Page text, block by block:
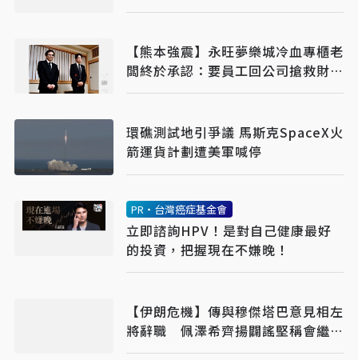
【熊本強震】永旺夢樂城冷血專櫃老
闆終於承認：要員工回公司搶救財務
才導致死亡
環礁測試地引爭議 馬斯克SpaceX火
箭運貨計劃遭美軍喊停
PR・台灣癌症基金會
立即諮詢HPV！是對自己健康最好
的投資，把握現在不嫌晚！
【伊朗危機】傳與穆傑塔巴意見相左
將辭職 佩澤希齊揚闢謠堅稱會繼續
總統職務